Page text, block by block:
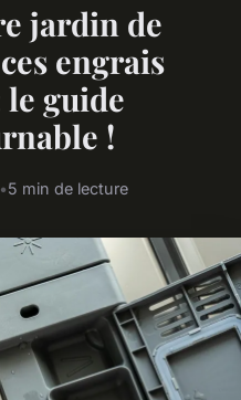
jardin de
engrais
guide
!
•5 min de lecture